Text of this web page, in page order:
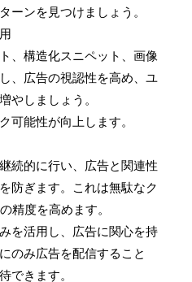
ーンを見つけましょう。
、構造化スニペット、画像
、広告の視認性を高め、ユ
やしましょう。
可能性が向上します。
続的に行い、広告と関連性
防ぎます。これは無駄なク
精度を高めます。
を活用し、広告に関心を持
のみ広告を配信すること
できます。